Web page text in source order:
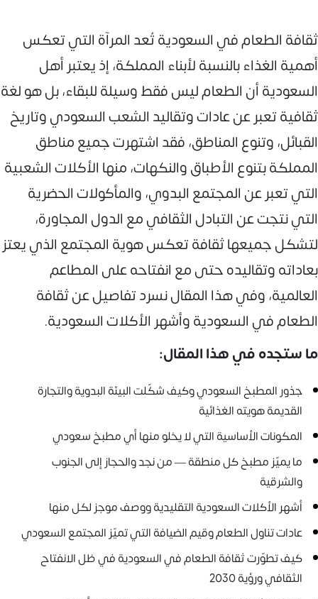
ثقافة الطعام في السعودية تُعد المرآة التي تعكس
أهمية الغذاء بالنسبة لأبناء المملكة، إذ يعتبر أهل
السعودية أن الطعام ليس فقط وسيلة للبقاء، بل هو لغة
ثقافية تعبر عن عادات وتقاليد الشعب السعودي وتاريخ
القبائل، وتنوع المناطق، فقد اشتهرت جميع مناطق
المملكة بتنوع الأطباق والنكهات، منها الأكلات الشعبية
التي تعبر عن المجتمع البدوي، والمأكولات الحضرية
التي نتجت عن التبادل الثقافي مع الدول المجاورة،
لتشكل جميعها ثقافة تعكس هوية المجتمع الذي يعتز
بعاداته وتقاليده حتى مع انفتاحه على المطاعم
العالمية، وفي هذا المقال نسرد تفاصيل عن ثقافة
الطعام في السعودية وأشهر الأكلات السعودية.
ما ستجده في هذا المقال:
جذور المطبخ السعودي وكيف شكّلت البيئة البدوية والتجارة
القديمة هويته الغذائية
المكونات الأساسية التي لا يخلو منها أي مطبخ سعودي
ما يميّز مطبخ كل منطقة — من نجد والحجاز إلى الجنوب
والشرقية
أشهر الأكلات السعودية التقليدية ووصف موجز لكل منها
عادات تناول الطعام وقيم الضيافة التي تميّز المجتمع السعودي
كيف تطوّرت ثقافة الطعام في السعودية في ظل الانفتاح
الثقافي ورؤية 2030